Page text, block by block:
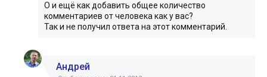
О и ещё как добавить общее количество
комментариев от человека как у вас?
Так и не получил ответа на этот комментарий.
Андрей